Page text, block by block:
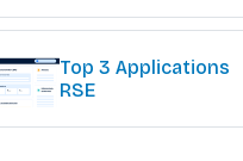
Top 3 Applications
RSE